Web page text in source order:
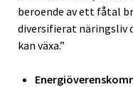
beroende av ett fåtal
diversifierat näringsliv
kan växa.”